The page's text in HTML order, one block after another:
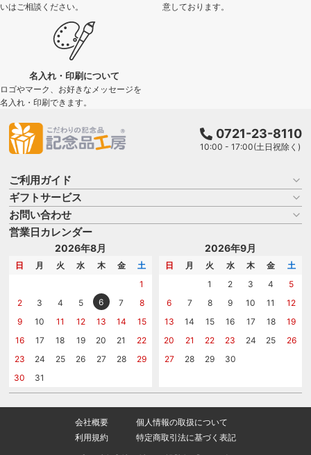
いはご相談ください。
意しております。
名入れ・印刷について
ロゴやマーク、お好きなメッセージを
名入れ・印刷できます。
0721-23-8110
10:00 - 17:00(土日祝除く)
ご利用ガイド
お買い物ガイド
よくある質問
はじめての記念品選び
記念品工房の使い方
ギフトサービス
名入れについて
のし
メッセージカード
お問い合わせ
商品選びを相談する
名入れについて相談する
カタログを請求する
営業日カレンダー
2026年8月
日 月 火 水 木 金
土
1
2
3 4 5 6 7
8
9
10 11 12 13 14
15
16
17 18 19 20 21
22
23
24 25 26 27 28
29
30
31
2026年9月
日 月 火 水 木 金
土
1
2 3 4
5
6
7 8 9 10 11
12
13
14 15 16 17 18
19
20
21 22 23 24 25
26
27
28 29 30
会社概要
個人情報の取扱について
利用規約
特定商取引法に基づく表記